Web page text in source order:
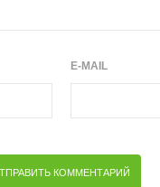
E-MAIL